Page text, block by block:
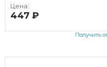
Цена:
447
Получить